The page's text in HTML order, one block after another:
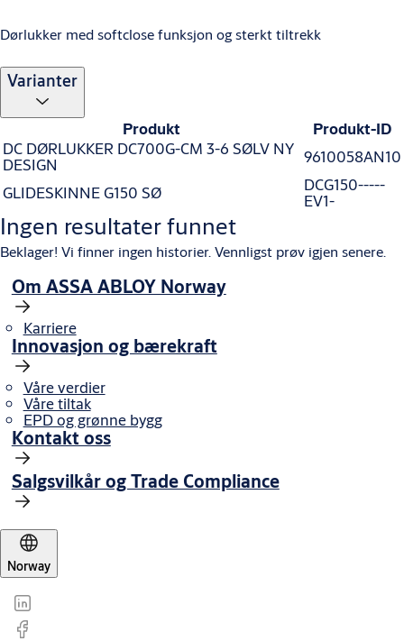
Dørlukker med softclose funksjon og sterkt tiltrekk
Varianter
Produkt
Produkt-ID
DC DØRLUKKER DC700G-CM 3-6 SØLV NY
DESIGN
9610058AN10
GLIDESKINNE G150 SØ
DCG150-----
EV1-
Ingen resultater funnet
Beklager! Vi finner ingen historier. Vennligst prøv igjen senere.
Om ASSA ABLOY Norway
Karriere
Innovasjon og bærekraft
Våre verdier
Våre tiltak
EPD og grønne bygg
Kontakt oss
Salgsvilkår og Trade Compliance
Norway